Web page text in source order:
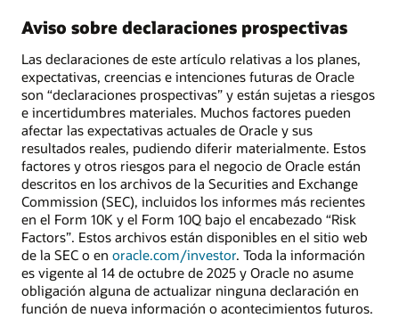
Aviso sobre declaraciones prospectivas
Las declaraciones de este artículo relativas a los planes,
expectativas, creencias e intenciones futuras de Oracle
son “declaraciones prospectivas” y están sujetas a riesgos
e incertidumbres materiales. Muchos factores pueden
afectar las expectativas actuales de Oracle y sus
resultados reales, pudiendo diferir materialmente. Estos
factores y otros riesgos para el negocio de Oracle están
descritos en los archivos de la Securities and Exchange
Commission (SEC), incluidos los informes más recientes
en el Form 10K y el Form 10Q bajo el encabezado “Risk
Factors”. Estos archivos están disponibles en el sitio web
de la SEC o en oracle.com/investor. Toda la información
es vigente al 14 de octubre de 2025 y Oracle no asume
obligación alguna de actualizar ninguna declaración en
función de nueva información o acontecimientos futuros.